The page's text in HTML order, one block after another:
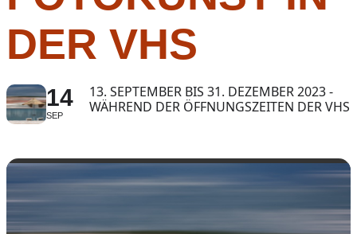
DER VHS
14
SEP
13. SEPTEMBER BIS 31. DEZEMBER 2023 -
WÄHREND DER ÖFFNUNGSZEITEN DER VHS